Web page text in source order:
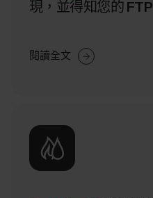
現，並得知您的 FTP
閱讀全文